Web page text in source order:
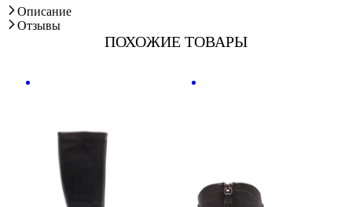
Описание
Отзывы
ПОХОЖИЕ ТОВАРЫ